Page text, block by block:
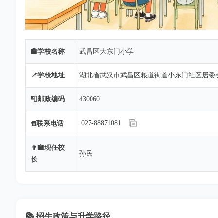
🏫学校名称 武昌区大东门小学
📍学校地址 湖北省武汉市武昌区粮道街道小东门社区居委
📮邮政编码 430060
☎️联系电话 027-88871081
👨‍🏫现任校
长
孙民